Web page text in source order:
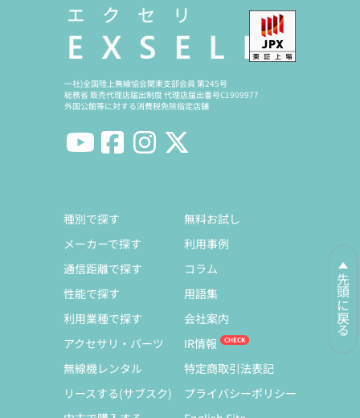
先頭に戻る
一社)全国陸上無線協会関東支部会員 第245号
総務省 販売代理店届出制度 代理店届出番号C1909977
外国公館等に対する消費税免除指定店舗
種別で探す
メーカーで探す
通信距離で探す
性能で探す
利用業種で探す
アクセサリ・パーツ
無線機レンタル
リースする(サブスク)
無料お試し
利用事例
コラム
用語集
会社案内
IR情報
特定商取引法表記
プライバシーポリシー